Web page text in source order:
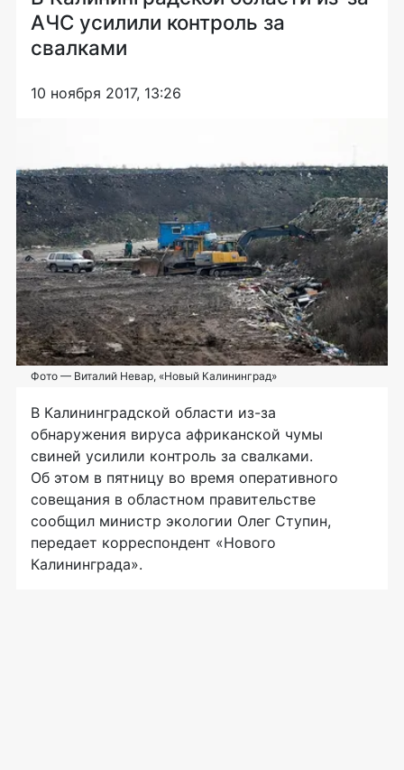
АЧС усилили контроль за
свалками
10 ноября 2017, 13:26
Фото — Виталий Невар, «Новый Калининград»
В Калининградской области из-за
обнаружения вируса африканской чумы
свиней усилили контроль за свалками.
Об этом в пятницу во время оперативного
совещания в областном правительстве
сообщил министр экологии Олег Ступин,
передает корреспондент «Нового
Калининграда».